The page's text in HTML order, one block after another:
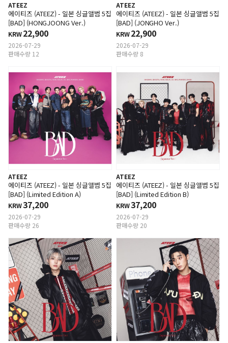
ATEEZ
에이티즈 (ATEEZ) - 일본 싱글앨범 5집
[BAD] (HONGJOONG Ver.)
KRW22,900
2026-07-29
판매수량 12
ATEEZ
에이티즈 (ATEEZ) - 일본 싱글앨범 5집
[BAD] (JONGHO Ver.)
KRW22,900
2026-07-29
판매수량 8
ATEEZ
에이티즈 (ATEEZ) - 일본 싱글앨범 5집
[BAD] (Limited Edition A)
KRW37,200
2026-07-29
판매수량 26
ATEEZ
에이티즈 (ATEEZ) - 일본 싱글앨범 5집
[BAD] (Limited Edition B)
KRW37,200
2026-07-29
판매수량 20